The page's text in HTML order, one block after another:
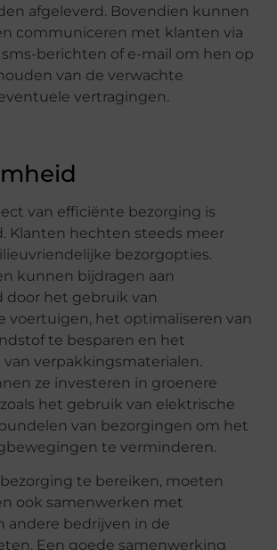
afgeleverd. Bovendien kunnen
communiceren met klanten via
berichten of e-mail om hen op
van de verwachte
vertragingen.
van efficiënte bezorging is
Klanten hechten steeds meer
bezorgopties.
kunnen bijdragen aan
door het gebruik van
voertuigen, het optimaliseren van
te besparen en het
verpakkingsmaterialen.
ze investeren in groenere
het gebruik van elektrische
van bezorgingen om het
te verminderen.
te bereiken, moeten
ook samenwerken met
andere bedrijven in de
Een goede samenwerking